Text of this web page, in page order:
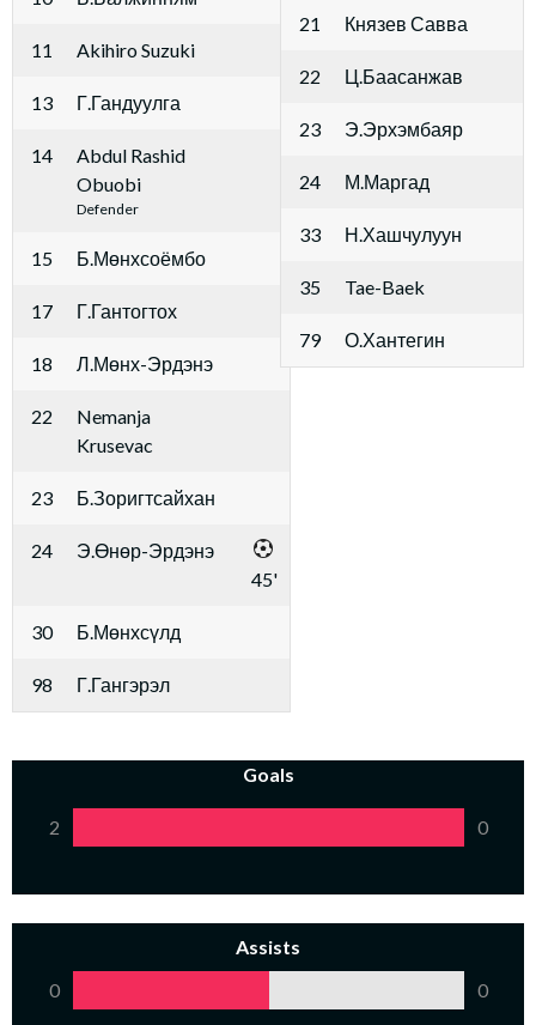
11 Akihiro Suzuki
13 Г.Гандуулга
14
Abdul Rashid
Obuobi
Defender
15 Б.Мөнхсоёмбо
17 Г.Гантогтох
18 Л.Мөнх-Эрдэнэ
22
Nemanja
Krusevac
23 Б.Зоригтсайхан
24
Э.Өнөр-Эрдэнэ
45'
30 Б.Мөнхсүлд
98 Г.Гангэрэл
21 Князев Савва
22 Ц.Баасанжав
23 Э.Эрхэмбаяр
24 М.Маргад
33 Н.Хашчулуун
35 Tae-Baek
79 О.Хантегин
Goals
2 0
Assists
0
0